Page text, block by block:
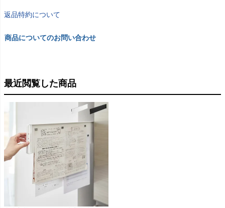
返品特約について
商品についてのお問い合わせ
最近閲覧した商品